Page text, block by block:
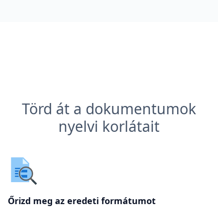
Törd át a dokumentumok
nyelvi korlátait
Őrizd meg az eredeti formátumot